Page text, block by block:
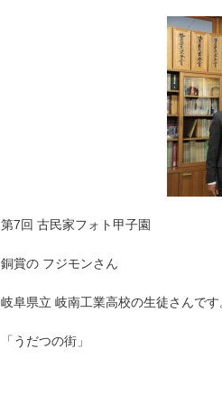
第7回 古民家フォト甲子園
銅賞の フジモンさん
岐阜県立 岐南工業高校の生徒さんです
「うだつの街」